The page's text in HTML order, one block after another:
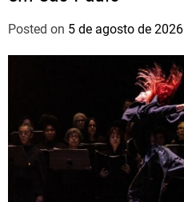
Posted on 5 de agosto de 2026